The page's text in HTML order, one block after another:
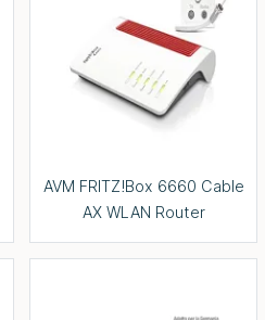
AVM FRITZ!Box 6660 Cable
AX WLAN Router